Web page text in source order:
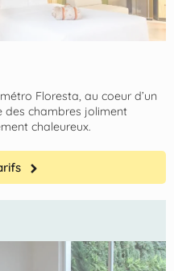
Floresta, au coeur d’un
des chambres joliment
chaleureux.